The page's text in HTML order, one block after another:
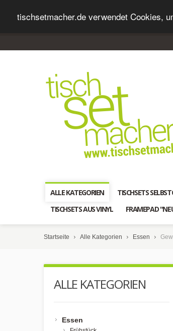
tischsetmacher.de verwendet Cookies,
ALLE KATEGORIEN TISCHSETS
TISCHSETS AUS VINYL
FRAMEPAD
Startseite Alle Kategorien Essen
ALLE KATEGORIEN
Essen